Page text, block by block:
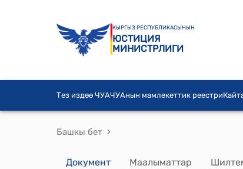
КЫРГЫЗ РЕСПУБЛИКАСЫНЫН
ЮСТИЦИЯ
МИНИСТРЛИГИ
Тез издөө ЧУАЧУАнын мамлекеттик реестри
Башкы бет ›
Документ Маалыматтар